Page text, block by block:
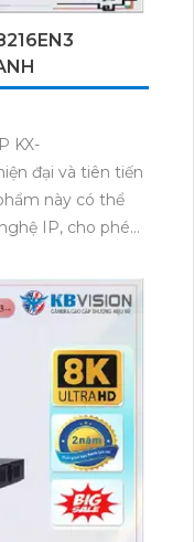
KX-
đại và tiên tiến
này có thể
IP, cho phép
2 HDD và chất
đảm bảo
và đáng tin cậy.
AI trong việc
tính bảo mật
nổi bật với khả
Đầu ghi 16
để quan sát
điểm vượt trội,
đầu cho các